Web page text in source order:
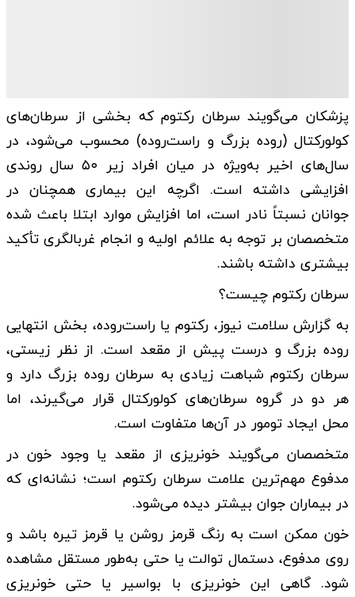
پزشکان می‌گویند سرطان رکتوم که بخشی از سرطان‌های
کولورکتال (روده بزرگ و راست‌روده) محسوب می‌شود، در
سال‌های اخیر به‌ویژه در میان افراد زیر ۵۰ سال روندی
افزایشی داشته است. اگرچه این بیماری همچنان در
جوانان نسبتاً نادر است، اما افزایش موارد ابتلا باعث شده
متخصصان بر توجه به علائم اولیه و انجام غربالگری تأکید
بیشتری داشته باشند.
سرطان رکتوم چیست؟
به گزارش سلامت نیوز، رکتوم یا راست‌روده، بخش انتهایی
روده بزرگ و درست پیش از مقعد است. از نظر زیستی،
سرطان رکتوم شباهت زیادی به سرطان روده بزرگ دارد و
هر دو در گروه سرطان‌های کولورکتال قرار می‌گیرند، اما
محل ایجاد تومور در آن‌ها متفاوت است.
متخصصان می‌گویند خونریزی از مقعد یا وجود خون در
مدفوع مهم‌ترین علامت سرطان رکتوم است؛ نشانه‌ای که
در بیماران جوان بیشتر دیده می‌شود.
خون ممکن است به رنگ قرمز روشن یا قرمز تیره باشد و
روی مدفوع، دستمال توالت یا حتی به‌طور مستقل مشاهده
شود. گاهی این خونریزی با بواسیر یا حتی خونریزی